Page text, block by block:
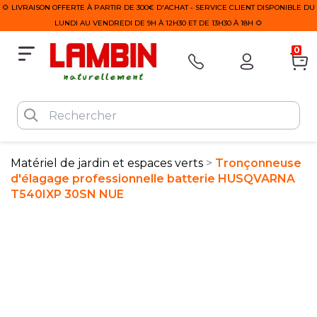
🌻 LIVRAISON OFFERTE À PARTIR DE 300€ D'ACHAT - SERVICE CLIENT DISPONIBLE DU
LUNDI AU VENDREDI DE 9H À 12H30 ET DE 13H30 À 18H 🌻
0
Matériel de jardin et espaces verts
Tronçonneuse
d'élagage professionnelle batterie HUSQVARNA
T540IXP 30SN NUE